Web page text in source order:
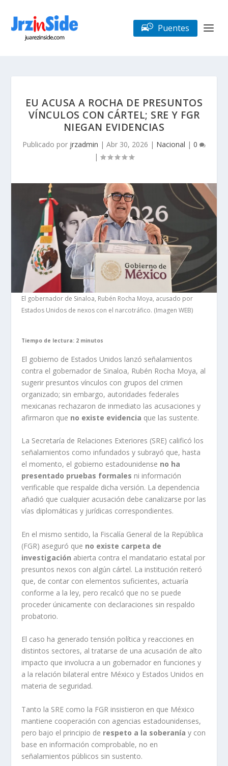
Puentes
EU ACUSA A ROCHA DE PRESUNTOS
VÍNCULOS CON CÁRTEL; SRE Y FGR
NIEGAN EVIDENCIAS
Publicado por jrzadmin | Abr 30, 2026 | Nacional | 0
|
El gobernador de Sinaloa, Rubén Rocha Moya, acusado por
Estados Unidos de nexos con el narcotráfico. (Imagen WEB)
Tiempo de lectura: 2 minutos
El gobierno de Estados Unidos lanzó señalamientos
contra el gobernador de Sinaloa, Rubén Rocha Moya, al
sugerir presuntos vínculos con grupos del crimen
organizado; sin embargo, autoridades federales
mexicanas rechazaron de inmediato las acusaciones y
afirmaron que no existe evidencia que las sustente.
La Secretaría de Relaciones Exteriores (SRE) calificó los
señalamientos como infundados y subrayó que, hasta
el momento, el gobierno estadounidense no ha
presentado pruebas formales ni información
verificable que respalde dicha versión. La dependencia
añadió que cualquier acusación debe canalizarse por las
vías diplomáticas y jurídicas correspondientes.
En el mismo sentido, la Fiscalía General de la República
(FGR) aseguró que no existe carpeta de
investigación abierta contra el mandatario estatal por
presuntos nexos con algún cártel. La institución reiteró
que, de contar con elementos suficientes, actuaría
conforme a la ley, pero recalcó que no se puede
proceder únicamente con declaraciones sin respaldo
probatorio.
El caso ha generado tensión política y reacciones en
distintos sectores, al tratarse de una acusación de alto
impacto que involucra a un gobernador en funciones y
a la relación bilateral entre México y Estados Unidos en
materia de seguridad.
Tanto la SRE como la FGR insistieron en que México
mantiene cooperación con agencias estadounidenses,
pero bajo el principio de respeto a la soberanía y con
base en información comprobable, no en
señalamientos públicos sin sustento.